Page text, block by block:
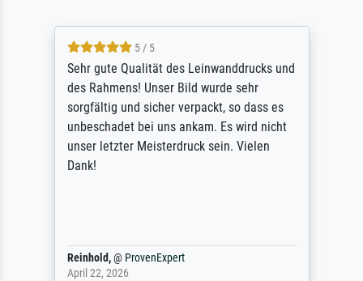
5 / 5
Sehr gute Qualität des Leinwanddrucks und
des Rahmens! Unser Bild wurde sehr
sorgfältig und sicher verpackt, so dass es
unbeschadet bei uns ankam. Es wird nicht
unser letzter Meisterdruck sein. Vielen
Dank!
Reinhold,@ ProvenExpert
April 22, 2026